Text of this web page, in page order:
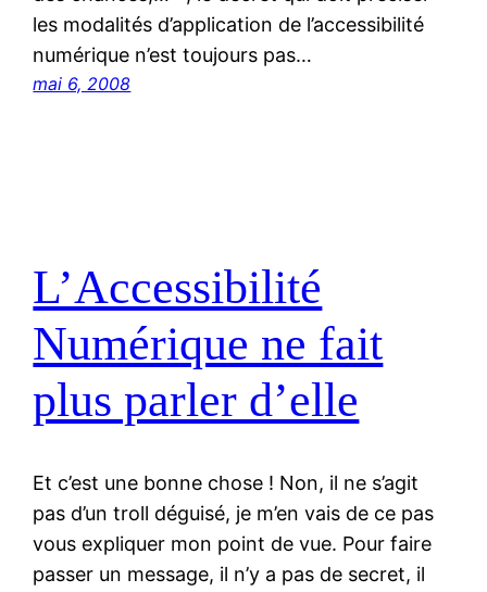
les modalités d’application de l’accessibilité
numérique n’est toujours pas…
mai 6, 2008
L’Accessibilité
Numérique ne fait
plus parler d’elle
Et c’est une bonne chose ! Non, il ne s’agit
pas d’un troll déguisé, je m’en vais de ce pas
vous expliquer mon point de vue. Pour faire
passer un message, il n’y a pas de secret, il